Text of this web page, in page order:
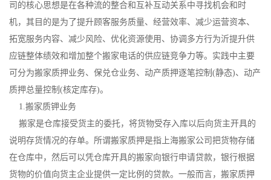
司的核心思想是在各种流的整合和互补互动关系中寻找机会和时
机，其目的是为了提升顾客服务质量、经营效率、减少运营资本、
拓宽服务内容、减少风险、优化资源使用、协调多方行为沂提升供
应链整体绩效和增加整个搬家电话的供应链竞争力等。实践中主要
可分为搬家质押业务、保兑仓业务、动产质押逐笔控制(静态)、动产
质押总量控制(核定库存)。
1.搬家质钾业务
搬家是仓库接受货主的委托，将货物受存入库以后向货主开具的
说明存货情况的存单。所谓搬家质押是指上海搬家公司把货物存储
在仓库中，然后可以凭仓库开具的搬家向银行申请贷款，银行根据
货物的价值向货主企业提供一定比例的贷款。一般而言，搬家质押